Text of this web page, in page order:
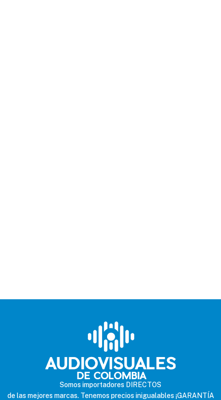
Somos importadores DIRECTOS
de las mejores marcas. Tenemos precios inigualables ¡GARANTÍA